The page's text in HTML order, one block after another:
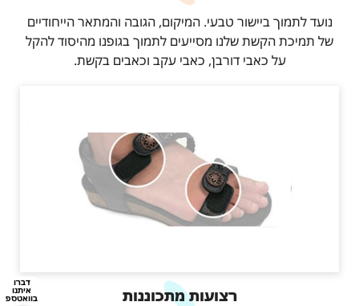
דברו
איתנו
בוואטספ
נועד לתמוך ביישור טבעי. המיקום, הגובה והמתאר הייחודיים
של תמיכת הקשת שלנו מסייעים לתמוך בגופנו מהיסוד להקל
על כאבי דורבן, כאבי עקב וכאבים בקשת.
רצועות מתכוננות